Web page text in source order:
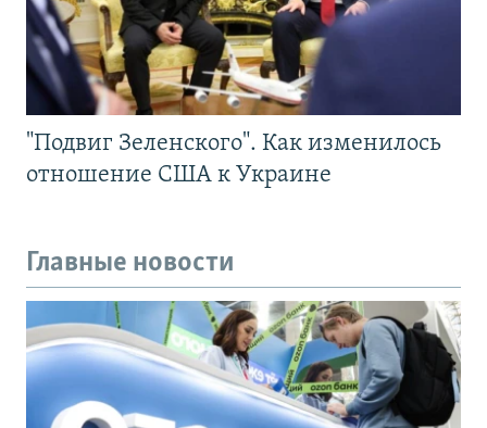
"Подвиг Зеленского". Как изменилось
отношение США к Украине
Главные новости